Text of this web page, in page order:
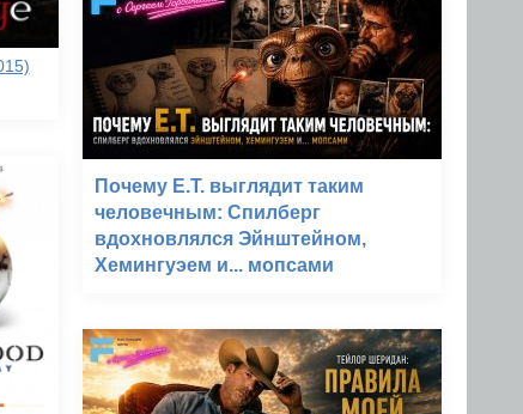
Почему E.T. выглядит таким
человечным: Спилберг
вдохновлялся Эйнштейном,
Хемингуэем и... мопсами